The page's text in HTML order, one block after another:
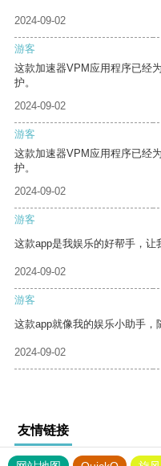
2024-09-02
游客
这款加速器VPM应用程序已经
护。
2024-09-02
游客
这款加速器VPM应用程序已经
护。
2024-09-02
游客
这款app是我娱乐的好帮手，让
2024-09-02
游客
这款app就像我的娱乐小助手，
2024-09-02
友情链接